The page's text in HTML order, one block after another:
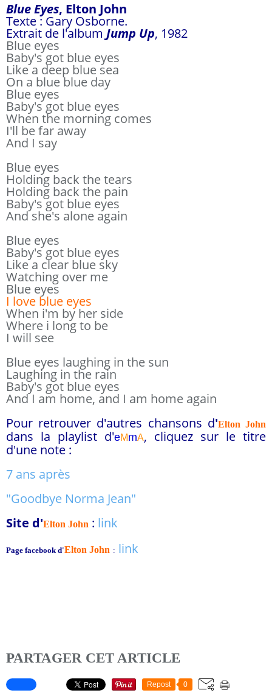
Blue Eyes, Elton John
Texte : Gary Osborne.
Extrait de l'album Jump Up, 1982
Blue eyes
Baby's got blue eyes
Like a deep blue sea
On a blue blue day
Blue eyes
Baby's got blue eyes
When the morning comes
I'll be far away
And I say
Blue eyes
Holding back the tears
Holding back the pain
Baby's got blue eyes
And she's alone again
Blue eyes
Baby's got blue eyes
Like a clear blue sky
Watching over me
Blue eyes
I love blue eyes
When i'm by her side
Where i long to be
I will see
Blue eyes laughing in the sun
Laughing in the rain
Baby's got blue eyes
And I am home, and I am home again
Pour retrouver d'autres chansons d'Elton John
dans la playlist d'eMmA, cliquez sur le titre
d'une note :
7 ans après
"Goodbye Norma Jean"
Site d'Elton John : link
Page facebook d'Elton John : link
PARTAGER CET ARTICLE
Repost 0